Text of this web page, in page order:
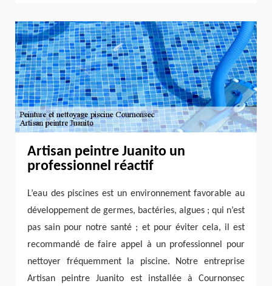
Artisan peintre Juanito un
professionnel réactif
L’eau des piscines est un environnement favorable au
développement de germes, bactéries, algues ; qui n’est
pas sain pour notre santé ; et pour éviter cela, il est
recommandé de faire appel à un professionnel pour
nettoyer fréquemment la piscine. Notre entreprise
Artisan peintre Juanito est installée à Cournonsec